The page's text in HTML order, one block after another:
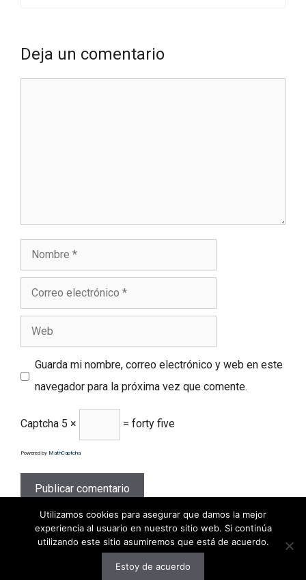
Deja un comentario
Nombre
Correo
electrónico
Web
Guarda mi nombre, correo electrónico y web en este
navegador para la próxima vez que comente.
Captcha 5 × = forty five
Powered by MathCaptcha
© 2026 decodigo.com• Creado con
Utilizamos cookies para asegurar que damos la mejor
experiencia al usuario en nuestro sitio web. Si continúa
utilizando este sitio asumiremos que está de acuerdo.
Estoy de acuerdo